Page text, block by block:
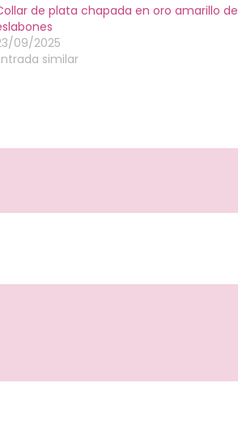
de plata chapada en oro amarillo de
09/2025
similar